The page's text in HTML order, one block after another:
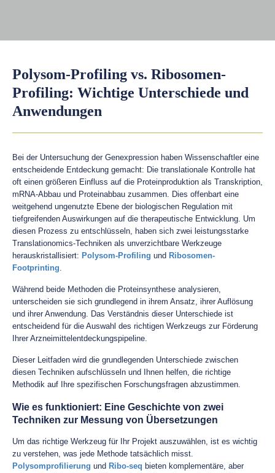
Polysom-Profiling vs. Ribosomen-
Profiling: Wichtige Unterschiede und
Anwendungen
Bei der Untersuchung der Genexpression haben Wissenschaftler eine
entscheidende Entdeckung gemacht: Die translationale Kontrolle hat
oft einen größeren Einfluss auf die Proteinproduktion als Transkription,
mRNA-Abbau und Proteinabbau zusammen. Dies offenbart eine
weitgehend ungenutzte Ebene der biologischen Regulation mit
tiefgreifenden Auswirkungen auf die therapeutische Entwicklung. Um
diesen Prozess zu entschlüsseln, haben sich zwei leistungsstarke
Translationomics-Techniken als unverzichtbare Werkzeuge
herauskristallisiert: Polysom-Profiling und Ribosomen-
Footprinting.
Während beide Methoden die Proteinsynthese analysieren,
unterscheiden sie sich grundlegend in ihrem Ansatz, ihrer Auflösung
und ihrer Anwendung. Das Verständnis dieser Unterschiede ist
entscheidend für die Auswahl des richtigen Werkzeugs zur Förderung
Ihrer Arzneimittelentdeckungspipeline.
Dieser Leitfaden wird die grundlegenden Unterschiede zwischen
diesen Techniken aufschlüsseln und Ihnen helfen, die richtige
Methodik auf Ihre spezifischen Forschungsfragen abzustimmen.
Wie es funktioniert: Eine Geschichte von zwei
Techniken zur Messung von Übersetzungen
Um das richtige Werkzeug für Ihr Projekt auszuwählen, ist es wichtig
zu verstehen, was jede Methode tatsächlich misst.
Polysomprofilierung und Ribo-seq bieten komplementäre, aber